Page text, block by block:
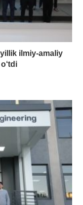
ilmiy-amaliy